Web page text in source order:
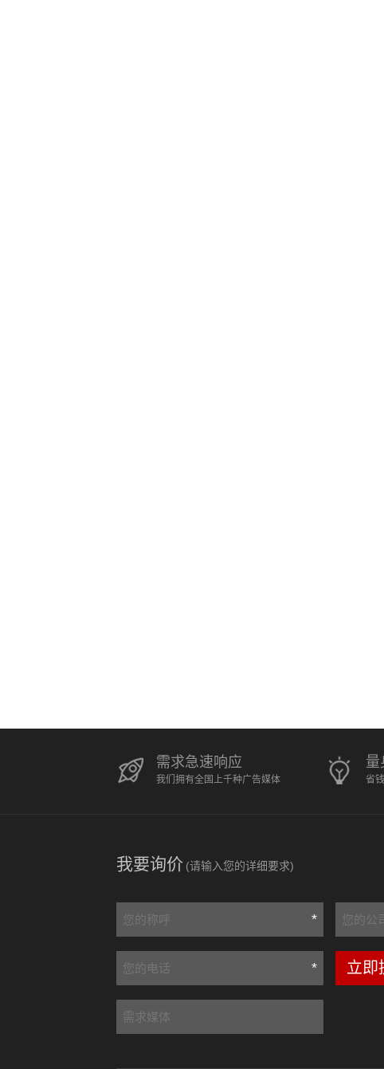
需求急速响应
我们拥有全国上千种广告媒体
量
省
我要询价 (请输入您的详细要求)
*
* 立即